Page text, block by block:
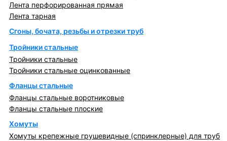
Лента перфорированная прямая
Лента тарная
Сгоны, бочата, резьбы и отрезки труб
Тройники стальные
Тройники стальные
Тройники стальные оцинкованные
Фланцы стальные
Фланцы стальные воротниковые
Фланцы стальные плоские
Хомуты
Хомуты крепежные грушевидные (спринклерные) для труб